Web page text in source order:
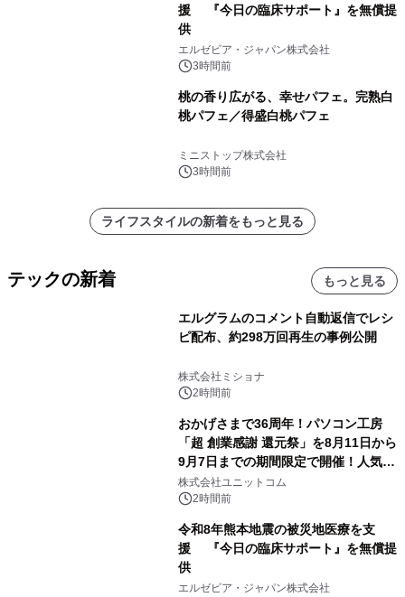
援 『今日の臨床サポート』を無償提
供
エルゼビア・ジャパン株式会社
3時間前
桃の香り広がる、幸せパフェ。完熟白
桃パフェ／得盛白桃パフェ
ミニストップ株式会社
3時間前
ライフスタイルの新着をもっと見る
テックの新着 もっと見る
エルグラムのコメント自動返信でレシ
ピ配布、約298万回再生の事例公開
株式会社ミショナ
2時間前
おかげさまで36周年！パソコン工房
「超 創業感謝 還元祭」を8月11日から
9月7日までの期間限定で開催！人気の
ゲーミングPCや高性能ノートPCなど
対象iiyama PCのご購入で最大3万円分
相当を還元
株式会社ユニットコム
2時間前
令和8年熊本地震の被災地医療を支
援 『今日の臨床サポート』を無償提
供
エルゼビア・ジャパン株式会社